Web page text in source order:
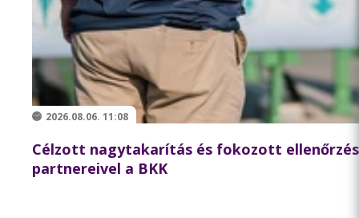
2026.08.06. 11:08
Célzott nagytakarítás és fokozott
partnereivel a BKK